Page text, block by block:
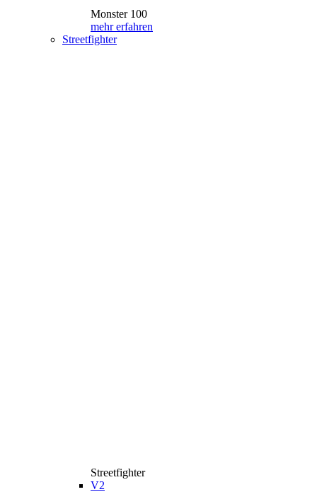
Monster 100
mehr erfahren
Streetfighter
Streetfighter
V2